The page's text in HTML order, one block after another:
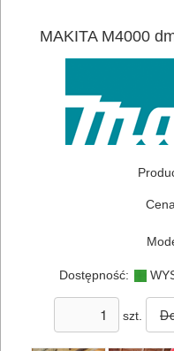
MAKITA M4000
Dostępność:
szt.